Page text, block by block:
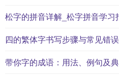
松字的拼音详解_松字拼音学习
四的繁体字书写步骤与常见错
带你字的成语：用法、例句及